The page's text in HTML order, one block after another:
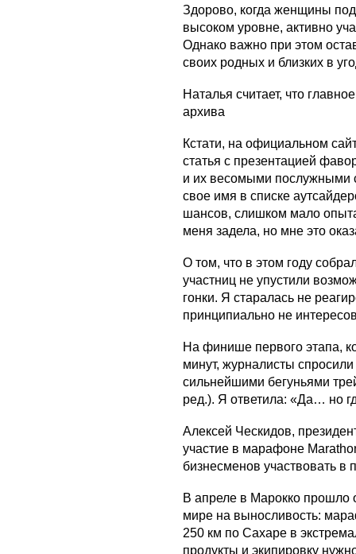
Здорово, когда женщины
высоком уровне, активно
Однако важно при этом
своих родных и близких в
Наталья считает, что
архива
Кстати, на официальном
статья с презентацией
и их весомыми послужными
свое имя в списке
шансов, слишком мало
меня задела, но мне это
О том, что в этом году
участниц не упустили
гонки. Я старалась не
принципиально не
На финише первого этапа,
минут, журналисты
сильнейшими бегуньями
ред.). Я ответила: «Да… но
Алексей Ческидов,
участие в марафоне
бизнесменов участвовать в
В апреле в Марокко прошло
мире на выносливость:
250 км по Сахаре в
продукты и экипировку